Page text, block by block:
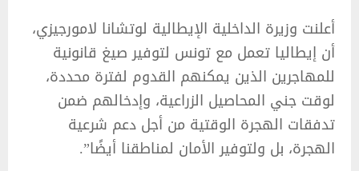
أعلنت وزيرة الداخلية الإيطالية لوتشانا لامورجيزي،
أن إيطاليا تعمل مع تونس لتوفير صيغ قانونية
للمهاجرين الذين يمكنهم القدوم لفترة محددة،
لوقت جني المحاصيل الزراعية، وإدخالهم ضمن
تدفقات الهجرة الوقتية من أجل دعم شرعية
الهجرة، بل ولتوفير الأمان لمناطقنا أيضًا”.